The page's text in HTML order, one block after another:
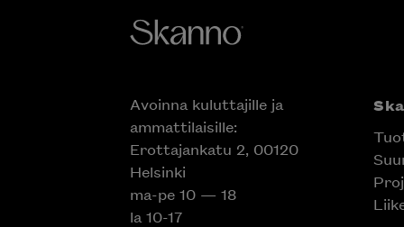
Avoinna kuluttajille ja
ammattilaisille:
Erottajankatu 2, 00120
Helsinki
ma-pe 10 — 18
la 10-17